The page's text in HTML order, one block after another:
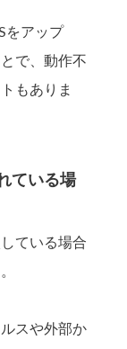
をアップ
で、動作不
もありま
ている場
ている場合
スや外部か